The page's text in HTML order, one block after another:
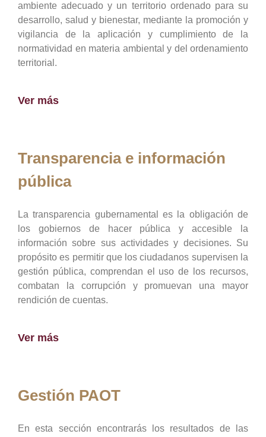
ambiente adecuado y un territorio ordenado para su
desarrollo, salud y bienestar, mediante la promoción y
vigilancia de la aplicación y cumplimiento de la
normatividad en materia ambiental y del ordenamiento
territorial.
Ver más
Transparencia e información
pública
La transparencia gubernamental es la obligación de
los gobiernos de hacer pública y accesible la
información sobre sus actividades y decisiones. Su
propósito es permitir que los ciudadanos supervisen la
gestión pública, comprendan el uso de los recursos,
combatan la corrupción y promuevan una mayor
rendición de cuentas.
Ver más
Gestión PAOT
En esta sección encontrarás los resultados de las